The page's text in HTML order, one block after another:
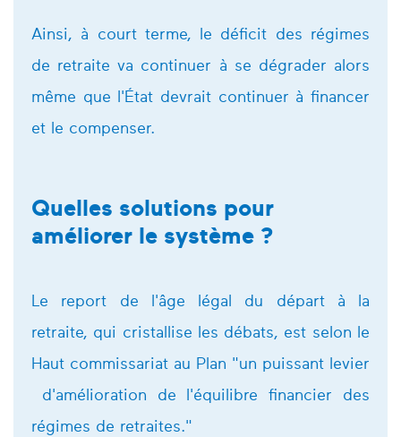
Ainsi, à court terme, le déficit des régimes
de retraite va continuer à se dégrader alors
même que l'État devrait continuer à financer
et le compenser.
Quelles solutions pour
améliorer le système ?
Le report de l'âge légal du départ à la
retraite, qui cristallise les débats, est selon le
Haut commissariat au Plan "un puissant levier
d'amélioration de l'équilibre financier des
régimes de retraites."